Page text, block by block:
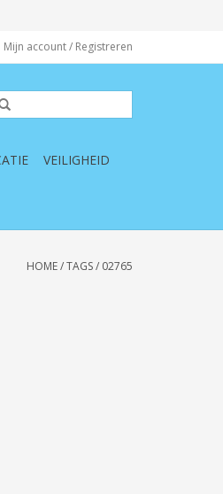
Mijn account / Registreren
VEILIGHEID
HOME/TAGS/ 02765